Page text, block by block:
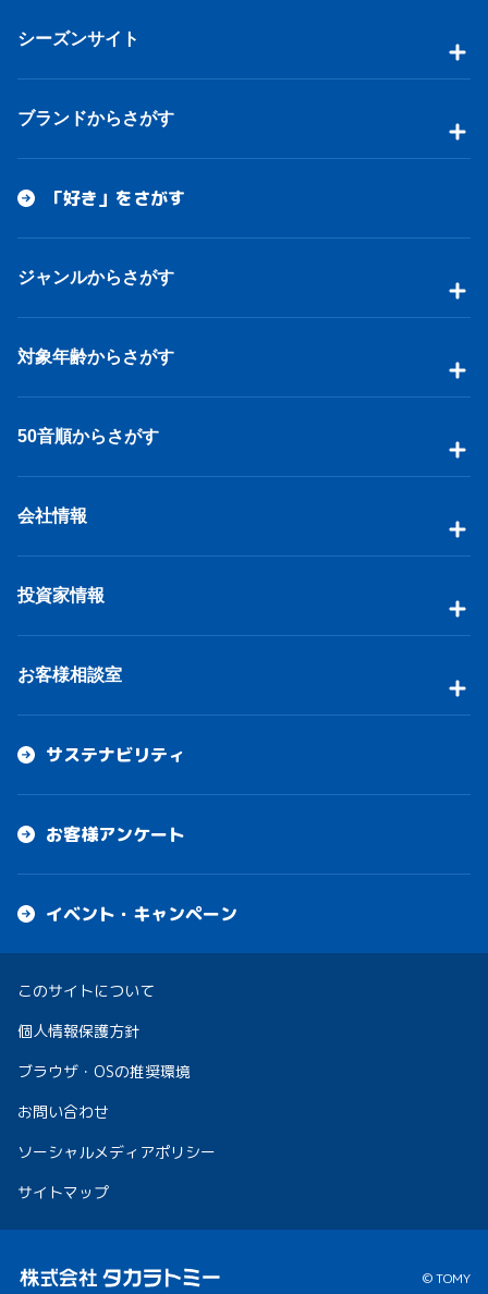
シーズンサイト
ブランドからさがす
「好き」をさがす
ジャンルからさがす
対象年齢からさがす
50音順からさがす
会社情報
投資家情報
お客様相談室
サステナビリティ
お客様アンケート
イベント・キャンペーン
このサイトについて
個人情報保護方針
ブラウザ・OSの推奨環境
お問い合わせ
ソーシャルメディアポリシー
サイトマップ
© TOMY